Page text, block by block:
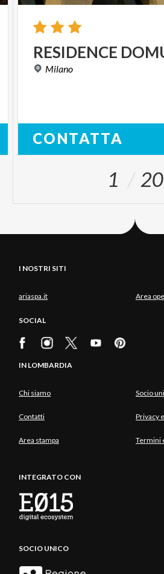
RESIDENCE
Milano
CONTATTA
1 20
I NOSTRI SITI
ariaspa.it Area
SOCIAL
IN LOMBARDIA
Chi siamo Socio
Contatti Privacy
Area stampa Termini
INTEGRATO CON
SOCIO UNICO